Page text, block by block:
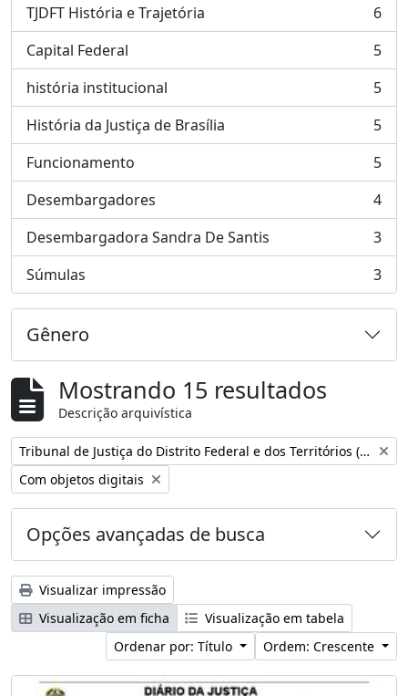
TJDFT História e Trajetória
, 6 resultados
6
Capital Federal
, 5 resultados
5
história institucional
, 5 resultados
5
História da Justiça de Brasília
, 5 resultados
5
Funcionamento
, 5 resultados
5
Desembargadores
, 4 resultados
4
Desembargadora Sandra De Santis
, 3 resultados
3
Súmulas
, 3 resultados 3
Gênero
Mostrando 15 resultados
Descrição arquivística
Remover filtro:
Tribunal de Justiça do Distrito Federal e dos Territórios (Brasil)
Remover filtro:
Com objetos digitais
Opções avançadas de busca
Visualizar impressão
Visualização em ficha
Visualização em tabela
Ordenar por: Título
Ordem: Crescente